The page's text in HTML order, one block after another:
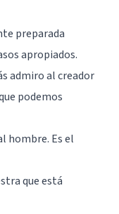
preparada
apropiados.
admiro al creador
podemos
hombre. Es el
que está